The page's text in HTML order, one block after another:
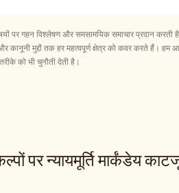
पर गहन विश्लेषण और समसामयिक समाचार प्रदान करती
कानूनी मुद्दों तक हर महत्वपूर्ण क्षेत्र को कवर करते हैं। हम
को भी चुनौती देती है।
पर न्यायमूर्ति मार्कंडेय काटजू